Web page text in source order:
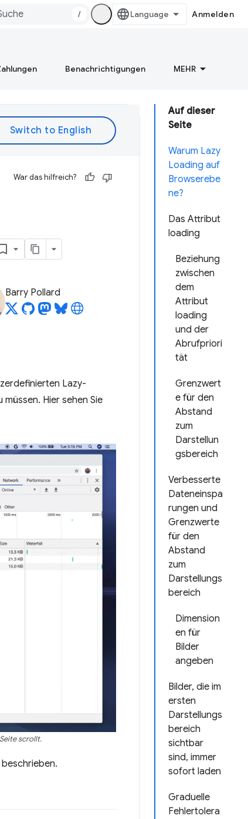
/ Anmelden
Benachrichtigungen MEHR
Auf dieser
Seite
Warum Lazy
Loading auf
Browserebe
ne?
Das Attribut
loading
Beziehung
zwischen
dem
Attribut
loading
und der
Abrufpriori
tät
Grenzwert
e für den
Abstand
zum
Darstellun
gsbereich
Verbesserte
Dateneinspa
rungen und
Grenzwerte
für den
Abstand
zum
Darstellungs
bereich
Dimension
en für
Bilder
angeben
Bilder, die im
ersten
Darstellungs
bereich
sichtbar
sind, immer
sofort laden
Graduelle
Fehlertolera
War das hilfreich?
Barry Pollard
Lazy-
Hier sehen Sie
scrollt.